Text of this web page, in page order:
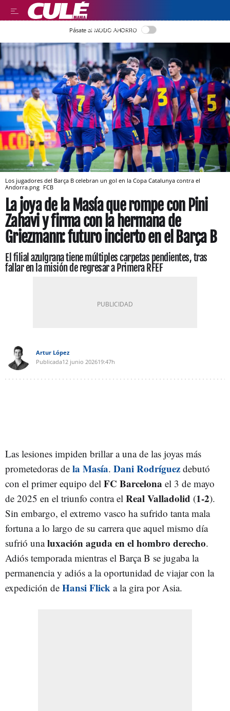
LLEGIR EN CATALÀ
Pásate al MODO AHORRO
Los jugadores del Barça B celebran un gol en la Copa Catalunya contra el
Andorra.png FCB
La joya de la Masía que rompe con Pini
Zahavi y firma con la hermana de
Griezmann: futuro incierto en el Barça B
El filial azulgrana tiene múltiples carpetas pendientes, tras
fallar en la misión de regresar a Primera RFEF
Artur López
Publicada12 junio 202619:47h
Las lesiones impiden brillar a una de las joyas más
prometedoras de la Masía. Dani Rodríguez debutó
con el primer equipo del FC Barcelona el 3 de mayo
de 2025 en el triunfo contra el Real Valladolid (1-2).
Sin embargo, el extremo vasco ha sufrido tanta mala
fortuna a lo largo de su carrera que aquel mismo día
sufrió unaluxación aguda en el hombro derecho.
Adiós temporada mientras el Barça B se jugaba la
permanencia y adiós a la oportunidad de viajar con la
expedición de Hansi Flick a la gira por Asia.